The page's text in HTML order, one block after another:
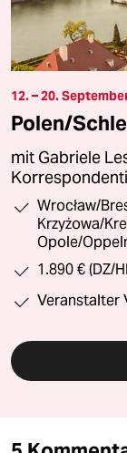
12. – 20.
Polen/
mit Gabriele
Wrocław/
Krzyżowa/
Opole/
1.890 € (DZ/
Veranstalter